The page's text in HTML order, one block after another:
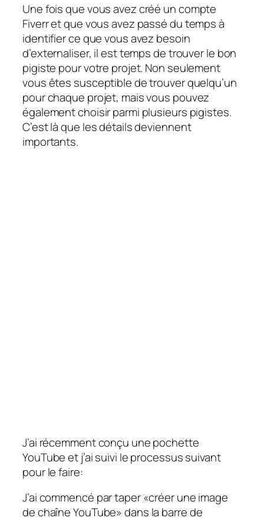
Une fois que vous avez créé un compte
Fiverr et que vous avez passé du temps à
identifier ce que vous avez besoin
d’externaliser, il est temps de trouver le bon
pigiste pour votre projet. Non seulement
vous êtes susceptible de trouver quelqu’un
pour chaque projet, mais vous pouvez
également choisir parmi plusieurs pigistes.
C’est là que les détails deviennent
importants.
J’ai récemment conçu une pochette
YouTube et j’ai suivi le processus suivant
pour le faire:
J’ai commencé par taper «créer une image
de chaîne YouTube» dans la barre de